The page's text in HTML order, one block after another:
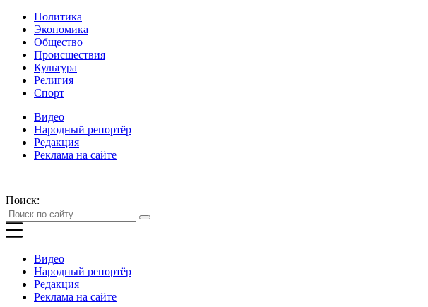
Политика
Экономика
Общество
Происшествия
Культура
Религия
Спорт
Видео
Народный репортёр
Редакция
Реклама на сайте
Поиск:
Видео
Народный репортёр
Редакция
Реклама на сайте